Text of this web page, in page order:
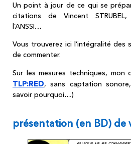
Un point à jour de ce qui se
citations de Vincent
l’ANSSI…
Vous trouverez ici l’intégralité des
de commenter.
Sur les mesures techniques, mon
TLP:RED, sans captation
savoir pourquoi…)
présentation (en BD)